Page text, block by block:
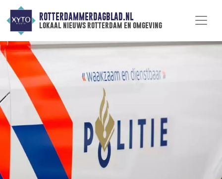
ROTTERDAMMERDAGBLAD.NL
lokaal nieuws rotterdam en omgeving